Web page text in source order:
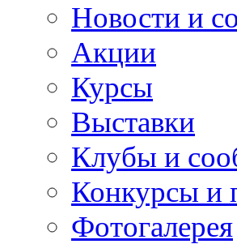
Новости и
Акции
Курсы
Выставки
Клубы и
Конкурсы и
Фотогалерея